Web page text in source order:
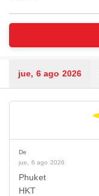
jue, 6 ago 2026
De
jue, 6 ago 2026
Phuket
HKT